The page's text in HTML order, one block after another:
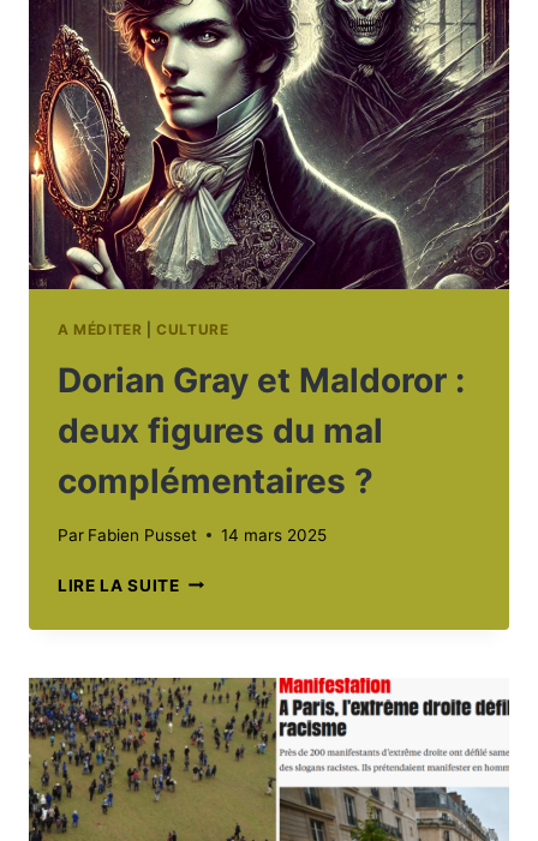
A MÉDITER |CULTURE
Dorian Gray et Maldoror :
deux figures du mal
complémentaires ?
Par Fabien Pusset 14 mars 2025
LIRE LA SUITEDORIAN
ET
DEUX
FIGURES
DU
MAL
COMPLÉMENTAIRES ?